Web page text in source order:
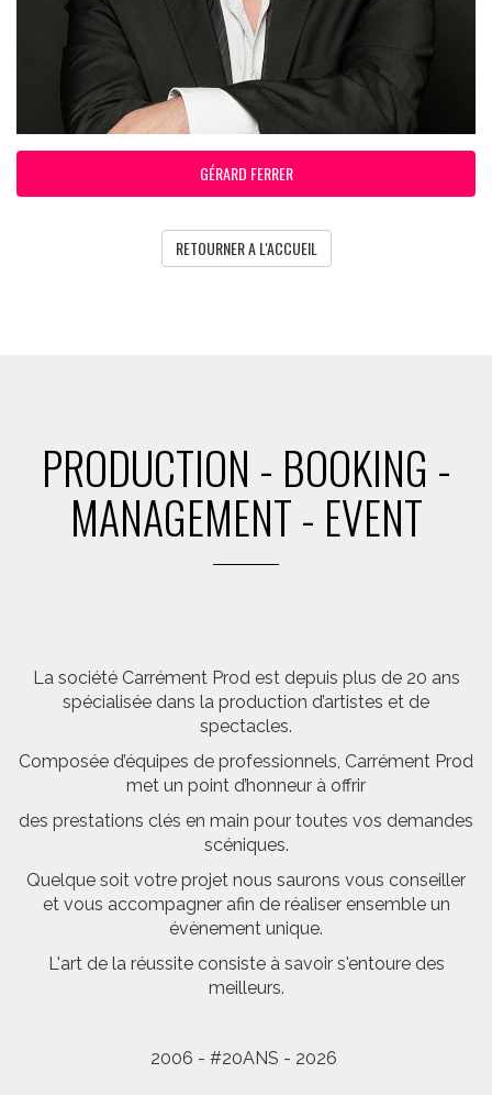
GÉRARD FERRER
RETOURNER A L'ACCUEIL
PRODUCTION - BOOKING -
MANAGEMENT - EVENT
La société Carrément Prod est depuis plus de 20 ans
spécialisée dans la production d’artistes et de
spectacles.
Composée d’équipes de professionnels, Carrément Prod
met un point d’honneur à offrir
des prestations clés en main pour toutes vos demandes
scéniques.
Quelque soit votre projet nous saurons vous conseiller
et vous accompagner afin de réaliser ensemble un
évènement unique.
L'art de la réussite consiste à savoir s'entoure des
meilleurs.
2006 - #20ANS - 2026